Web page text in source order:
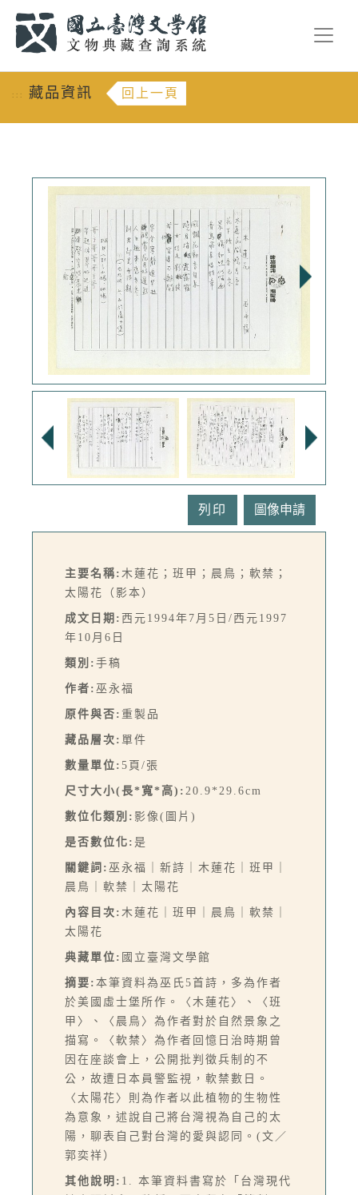
::: 藏品資訊 回上一頁
列印
主要名稱: 木蓮花；班甲；晨鳥；軟禁；
太陽花（影本）
成文日期: 西元1994年7月5日/西元1997
年10月6日
類別: 手稿
作者: 巫永福
原件與否: 重製品
藏品層次: 單件
數量單位: 5頁/張
尺寸大小(長*寬*高): 20.9*29.6cm
數位化類別: 影像(圖片)
是否數位化: 是
關鍵詞: 巫永福｜新詩｜木蓮花｜班甲｜
晨鳥｜軟禁｜太陽花
內容目次: 木蓮花｜班甲｜晨鳥｜軟禁｜
太陽花
典藏單位: 國立臺灣文學館
摘要: 本筆資料為巫氏5首詩，多為作者
於美國虛士堡所作。〈木蓮花〉、〈班
甲〉、〈晨鳥〉為作者對於自然景象之
描寫。〈軟禁〉為作者回憶日治時期曾
因在座談會上，公開批判徵兵制的不
公，故遭日本員警監視，軟禁數日。
〈太陽花〉則為作者以此植物的生物性
為意象，述說自己將台灣視為自己的太
陽，聊表自己對台灣的愛與認同。(文／
郭奕祥）
其他說明: 1. 本筆資料書寫於「台灣現代